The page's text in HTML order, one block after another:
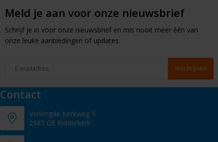
Meld je aan voor onze nieuwsbrief
Schrijf je in voor onze nieuwsbrief en mis nooit meer één van
onze leuke aanbiedingen of updates.
Contact
Verlengde Kerkweg 9
2981 GE Ridderkerk